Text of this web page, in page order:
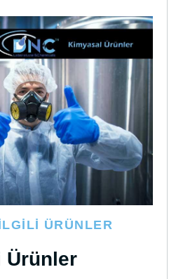
ÜRÜNLER
Ürünler